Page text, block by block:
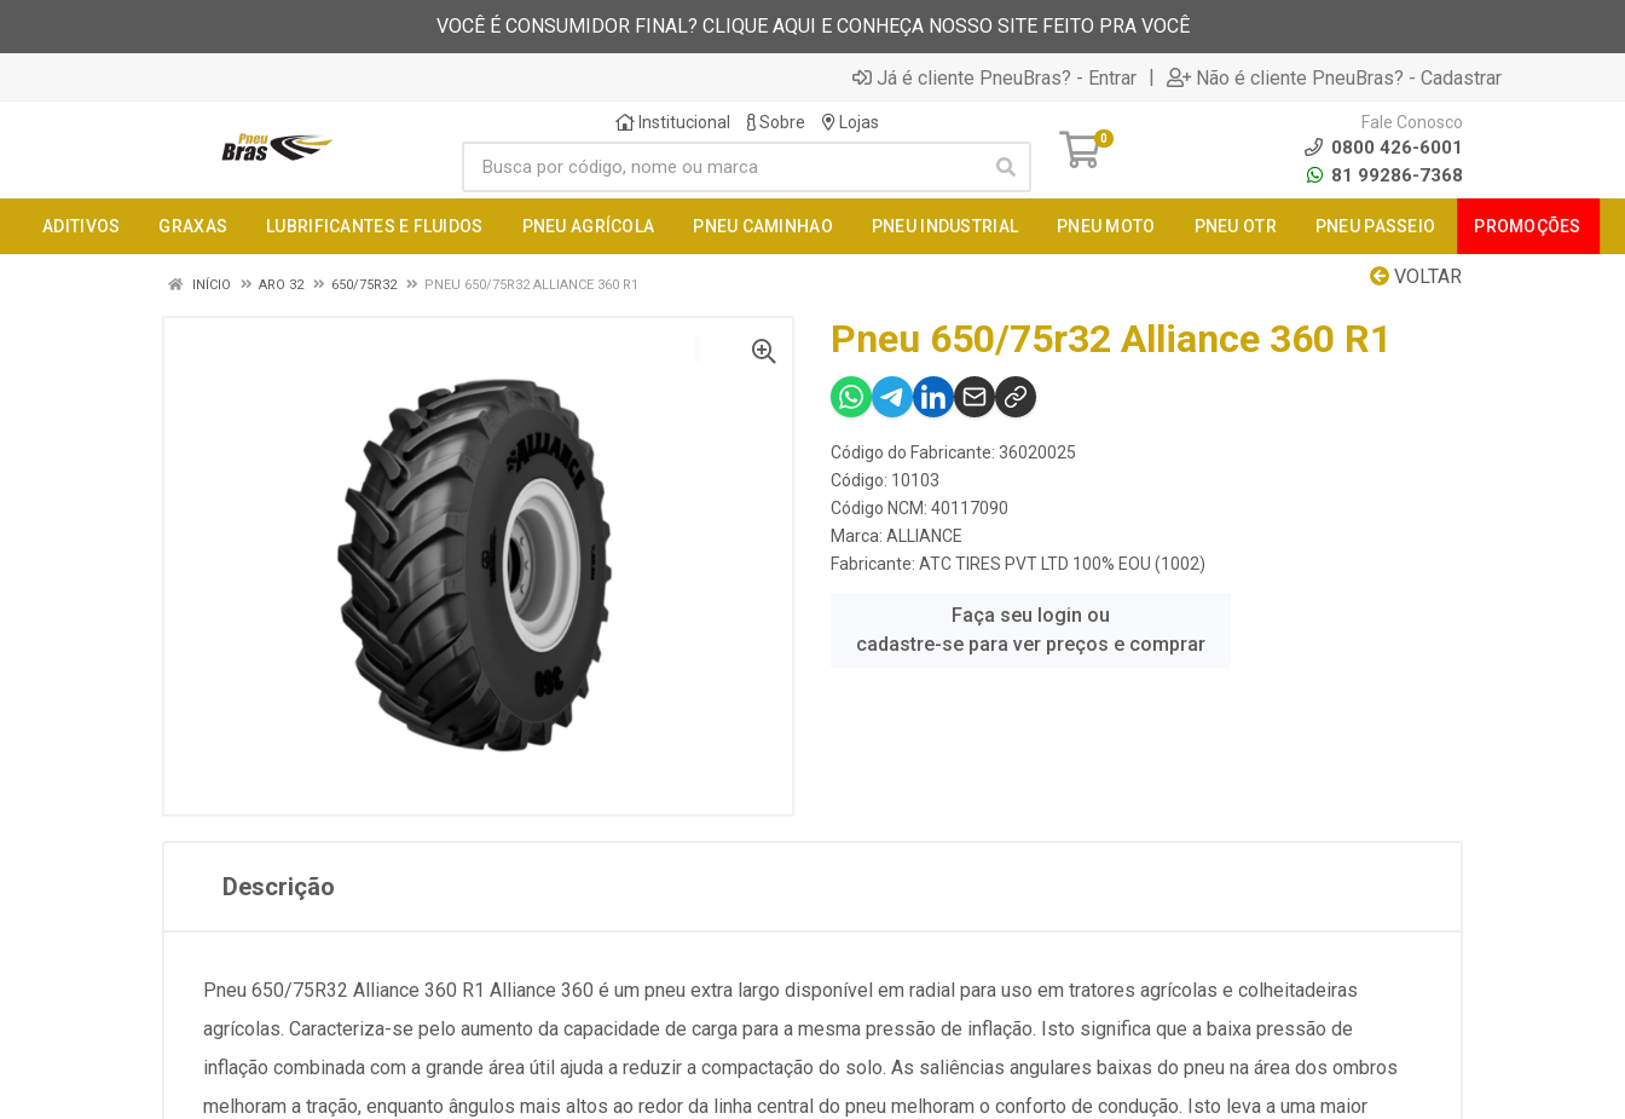
VOCÊ É CONSUMIDOR FINAL? CLIQUE AQUI E CONHEÇA NOSSO SITE FEITO PRA VOCÊ
Já é cliente PneuBras? - Entrar | Não é cliente PneuBras? - Cadastrar
Institucional Sobre Lojas
0
Fale Conosco
0800 426-6001
81 99286-7368
ADITIVOS GRAXAS LUBRIFICANTES E FLUIDOS PNEU AGRÍCOLA PNEU CAMINHAO PNEU INDUSTRIAL PNEU MOTO PNEU OTR PNEU PASSEIO PROMOÇÕES
VOLTAR
INÍCIO ARO 32 650/75R32 PNEU 650/75R32 ALLIANCE 360 R1
Pneu 650/75r32 Alliance 360 R1
Código do Fabricante: 36020025
Código: 10103
Código NCM: 40117090
Marca: ALLIANCE
Fabricante: ATC TIRES PVT LTD 100% EOU (1002)
Faça seu login ou
cadastre-se para ver preços e comprar
Descrição
Pneu 650/75R32 Alliance 360 R1 Alliance 360 é um pneu extra largo disponível em radial para uso em tratores agrícolas e colheitadeiras
agrícolas. Caracteriza-se pelo aumento da capacidade de carga para a mesma pressão de inflação. Isto significa que a baixa pressão de
inflação combinada com a grande área útil ajuda a reduzir a compactação do solo. As saliências angulares baixas do pneu na área dos ombros
melhoram a tração, enquanto ângulos mais altos ao redor da linha central do pneu melhoram o conforto de condução. Isto leva a uma maior